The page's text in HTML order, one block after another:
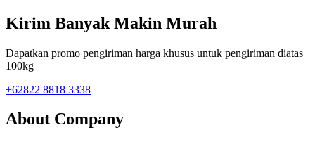
Kirim Banyak Makin Murah
Dapatkan promo pengiriman harga khusus untuk pengiriman diatas
100kg
+62822 8818 3338
About Company